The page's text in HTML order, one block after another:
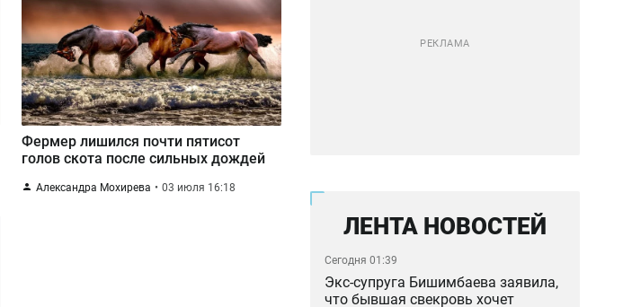
Фермер лишился почти пятисот
голов скота после сильных дождей
Александра Мохирева 03 июля 16:18
ЛЕНТА НОВОСТЕЙ
Сегодня 01:39
Экс-супруга Бишимбаева заявила,
что бывшая свекровь хочет